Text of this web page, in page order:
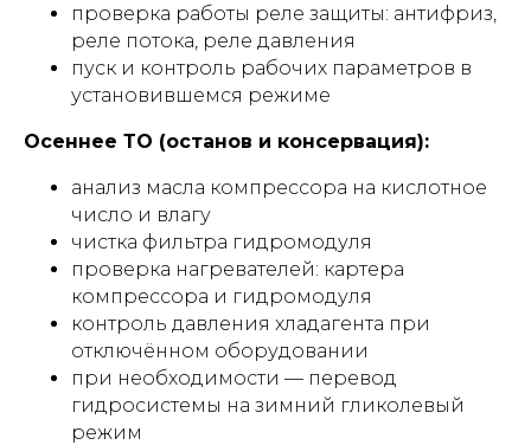
проверка работы реле защиты: антифриз,
реле потока, реле давления
пуск и контроль рабочих параметров в
установившемся режиме
Осеннее ТО (останов и консервация):
анализ масла компрессора на кислотное
число и влагу
чистка фильтра гидромодуля
проверка нагревателей: картера
компрессора и гидромодуля
контроль давления хладагента при
отключённом оборудовании
при необходимости — перевод
гидросистемы на зимний гликолевый
режим